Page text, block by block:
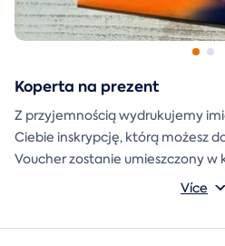
Koperta na prezent
Z przyjemnością wydrukujemy
Ciebie inskrypcję, którą możesz
Voucher zostanie umieszczony
wysłany bezpośrednio do Ciebie.
Více